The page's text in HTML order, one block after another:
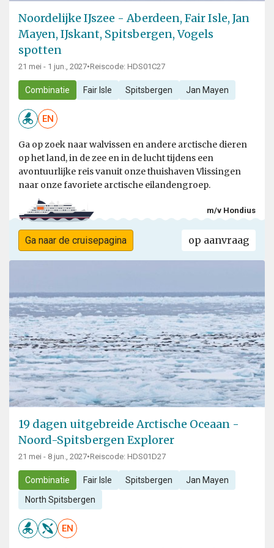
Noordelijke IJszee - Aberdeen, Fair Isle, Jan
Mayen, IJskant, Spitsbergen, Vogels
spotten
21 mei - 1 jun., 2027•Reiscode: HDS01C27
Combinatie Fair Isle Spitsbergen Jan Mayen
EN
Ga op zoek naar walvissen en andere arctische dieren
op het land, in de zee en in de lucht tijdens een
avontuurlijke reis vanuit onze thuishaven Vlissingen
naar onze favoriete arctische eilandengroep.
m/v Hondius
Ga naar de cruisepagina op aanvraag
19 dagen uitgebreide Arctische Oceaan -
Noord-Spitsbergen Explorer
21 mei - 8 jun., 2027•Reiscode: HDS01D27
Combinatie Fair Isle Spitsbergen Jan Mayen
North Spitsbergen
EN